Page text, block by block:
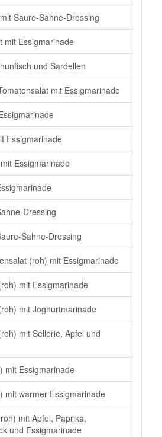
Saure-Sahne-Dressing
mit Essigmarinade
und Sardellen
mit Essigmarinade
Essigmarinade
Essigmarinade
Dressing
Sahne-Dressing
(roh) mit Essigmarinade
mit Essigmarinade
mit Joghurtmarinade
mit Sellerie, Apfel und
mit Essigmarinade
mit warmer Essigmarinade
mit Apfel, Paprika,
und Essigmarinade